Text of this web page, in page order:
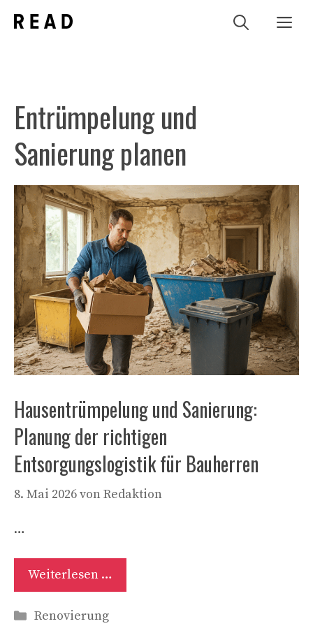
Inhalt
Entrümpelung und
Sanierung planen
Hausentrümpelung und Sanierung:
Planung der richtigen
Entsorgungslogistik für Bauherren
8. Mai 2026vonRedaktion
…
Weiterlesen …
Kategorien
Renovierung